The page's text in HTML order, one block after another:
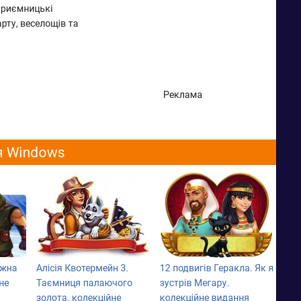
веселощів та
Реклама
Windows
Алісія Квотермейн 3.
Таємниця палаючого
золота. колекційне
12 подвигів Геракла. Як я
зустрів Мегару.
колекційне видання